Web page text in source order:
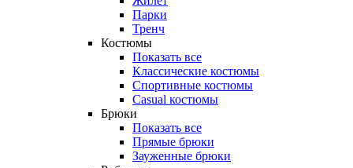
Парки
Тренч
Костюмы
Показать все
Классические костюмы
Спортивные костюмы
Casual костюмы
Брюки
Показать все
Прямые брюки
Зауженные брюки